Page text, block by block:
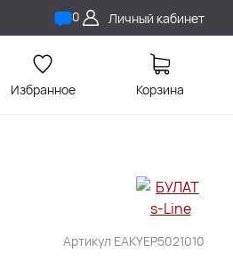
0 Личный кабинет
Избранное Корзина
Артикул EAKYEP5021010